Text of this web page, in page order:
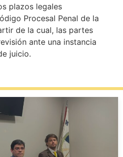
plazos legales
Procesal Penal de la
de la cual, las partes
ante una instancia
juicio.